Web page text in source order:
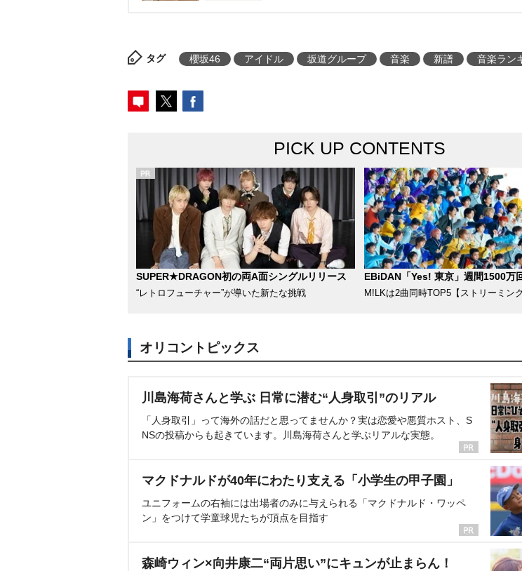
タグ 櫻坂46 アイドル 坂道グループ 音楽 新譜 音楽ラン
PICK UP CONTENTS
SUPER★DRAGON初の両A面シングルリリース
“レトロフューチャー”が導いた新たな挑戦
EBiDAN「Yes! 東京」週間1500万
M!LKは2曲同時TOP5【ストリーミング
オリコントピックス
川島海荷さんと学ぶ 日常に潜む“人身取引”のリアル
「人身取引」って海外の話だと思ってませんか？実は恋愛や悪質ホスト、S
NSの投稿からも起きています。川島海荷さんと学ぶリアルな実態。
マクドナルドが40年にわたり支える「小学生の甲子園」
ユニフォームの右袖には出場者のみに与えられる「マクドナルド・ワッペ
ン」をつけて学童球児たちが頂点を目指す
森崎ウィン×向井康二“両片思い”にキュンが止まらん！